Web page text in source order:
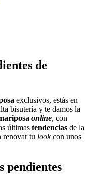
de
exclusivos, estás en
bisutería y te damos la
online, con
últimas tendencias de la
renovar tu lookcon unos
pendientes